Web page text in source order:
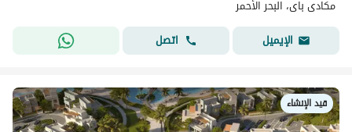
مكادى باى، البحر الأحمر
الإيميل
اتصل
قيد الإنشاء